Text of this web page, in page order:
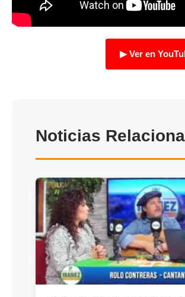
▶ Ver en
Noticias